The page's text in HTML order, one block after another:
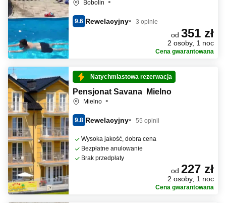
Bobolin
9.6 Rewelacyjny 3 opinie
od 351 zł
2 osoby, 1 noc
Cena gwarantowana
Natychmiastowa rezerwacja
Pensjonat Savana Mielno
Mielno
9.8 Rewelacyjny 55 opinii
Wysoka jakość, dobra cena
Bezpłatne anulowanie
Brak przedpłaty
od 227 zł
2 osoby, 1 noc
Cena gwarantowana